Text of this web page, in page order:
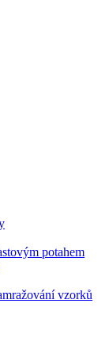
potahem
vzorků